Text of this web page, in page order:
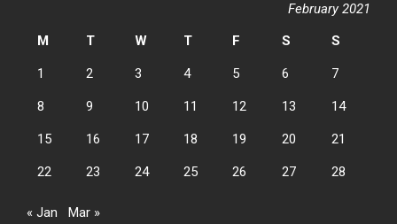
February 2021
M
T W T F S S
1 2 3 4 5 6 7
8 9 10 11 12 13 14
15 16 17 18 19 20 21
22 23 24 25 26 27 28
« Jan Mar »